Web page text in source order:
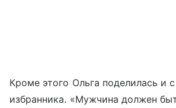
Кроме этого Ольга поделилась и
избранника. «Мужчина должен